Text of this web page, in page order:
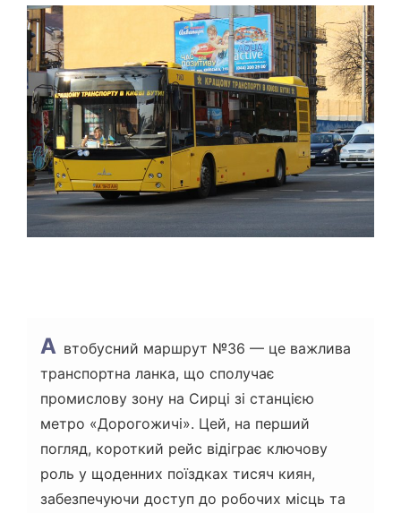
О
В
Н
И
Й
Ч
А
С
Ч
И
Н
Н
Я
А втобусний маршрут №36 — це важлива
транспортна ланка, що сполучає
промислову зону на Сирці зі станцією
метро «Дорогожичі». Цей, на перший
погляд, короткий рейс відіграє ключову
роль у щоденних поїздках тисяч киян,
забезпечуючи доступ до робочих місць та